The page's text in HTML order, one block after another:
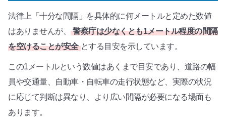
法律上「十分な間隔」を具体的に何メートルと定めた数値
はありませんが、
警察庁は少なくとも1メートル程度の間隔
を空けることが安全 とする目安を示しています。
この1メートルという数値はあくまで目安であり、道路の幅
員や交通量、自動車・自転車の走行状態など、実際の状況
に応じて判断は異なり、より広い間隔が必要になる場面も
あります。